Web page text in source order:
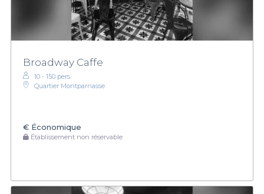
Broadway Caffe
10 - 150 pers.
Quartier Montparnasse
€ Économique
Établissement non réservable